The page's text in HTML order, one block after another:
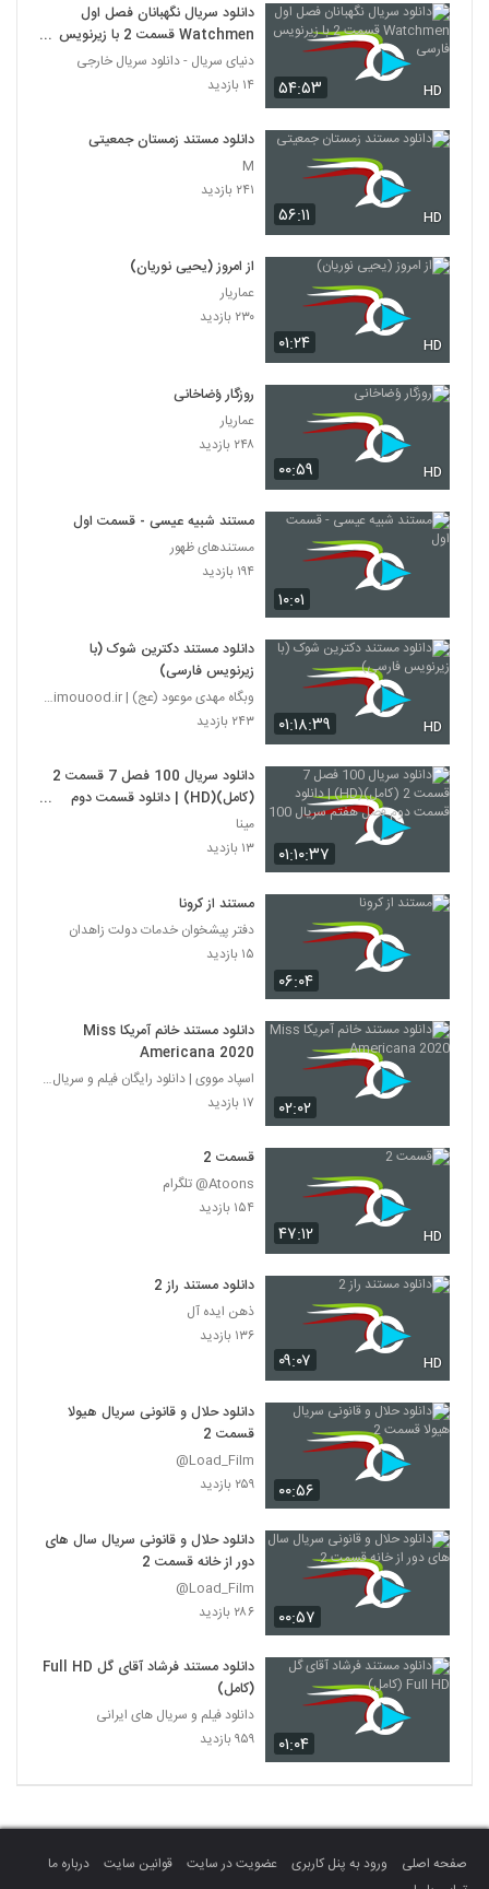
۵۴:۵۳ HD
دانلود سریال نگهبانان فصل اول
Watchmen قسمت 2 با زیرنویس
فارسی
دنیای سریال - دانلود سریال خارجی
۱۴ بازدید
۵۶:۱۱ HD
دانلود مستند زمستان جمعیتی
M
۲۴۱ بازدید
۰۱:۲۴ HD
از امروز (یحیی نوریان)
عماریار
۲۳۰ بازدید
۰۰:۵۹ HD
روزگار ؤضاخانی
عماریار
۲۴۸ بازدید
۱۰:۰۱
مستند شبیه عیسی - قسمت اول
مستندهای ظهور
۱۹۴ بازدید
۰۱:۱۸:۳۹ HD
دانلود مستند دکترین شوک (با
زیرنویس فارسی)
وبگاه مهدی موعود (عج) | mahdimouood.ir
۲۴۳ بازدید
۰۱:۱۰:۳۷
دانلود سریال 100 فصل 7 قسمت 2
(کامل)(HD) | دانلود قسمت دوم
فصل هفتم سریال 100
مینا
۱۳ بازدید
۰۶:۰۴
مستند از کرونا
دفتر پیشخوان خدمات دولت زاهدان
۱۵ بازدید
۰۲:۰۲
دانلود مستند خانم آمریکا Miss
Americana 2020
اسپاد مووی | دانلود رایگان فیلم و سریال ایرانی
۱۷ بازدید
۴۷:۱۲ HD
قسمت 2
Atoons@ تلگرام
۱۵۴ بازدید
۰۹:۰۷ HD
دانلود مستند راز 2
ذهن ایده آل
۱۳۶ بازدید
۰۰:۵۶
دانلود حلال و قانونی سریال هیولا
قسمت 2
Load_Film@
۲۵۹ بازدید
۰۰:۵۷
دانلود حلال و قانونی سریال سال های
دور از خانه قسمت 2
Load_Film@
۲۸۶ بازدید
۰۱:۰۴
دانلود مستند فرشاد آقای گل Full HD
(کامل)
دانلود فیلم و سریال های ایرانی
۹۵۹ بازدید
صفحه اصلی ورود به پنل کاربری عضویت در سایت قوانین سایت
درباره ما